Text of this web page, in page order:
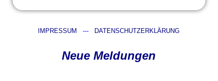
IMPRESSUM --- DATENSCHUTZERKLÄRUNG
Neue Meldungen